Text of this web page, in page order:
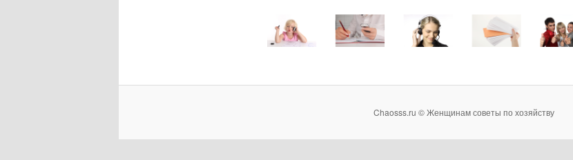
Chaosss.ru © Женщинам советы по хозяйству